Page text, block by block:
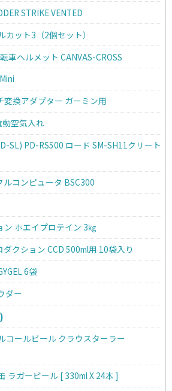
STRIKE VENTED
カット3（2個セット）
車ヘルメット CANVAS-CROSS
変換アダプター ガーミン用
空気入れ
SL) PD-RS500 ロード SM-SH11クリート
ルコンピュータ BSC300
ン ホエイプロテイン 3㎏
クション CCD 500ml用 10袋入り
6袋
ダー
コールビール クラウスターラー
ラガービール [ 330ml X 24本 ]